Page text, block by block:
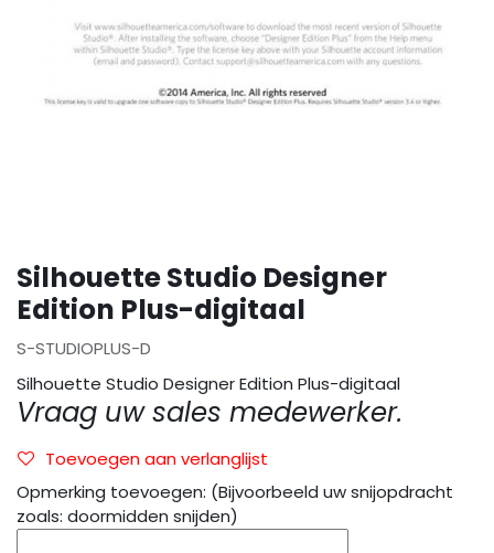
Silhouette Studio Designer
Edition Plus-digitaal
S-STUDIOPLUS-D
Silhouette Studio Designer Edition Plus-digitaal
Vraag uw sales medewerker.
Toevoegen aan verlanglijst
Opmerking toevoegen: (Bijvoorbeeld uw snijopdracht
zoals: doormidden snijden)